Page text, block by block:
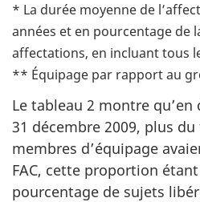
* La durée moyenne de
années et en pourcentage de
affectations, en incluant tous
** Équipage par rapport au
Le tableau 2 montre qu’en
31 décembre 2009, plus du
membres d’équipage
FAC, cette proportion
pourcentage de sujets